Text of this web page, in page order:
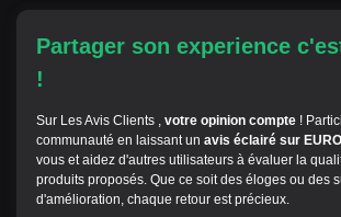
Partager son experience
!
Sur Les Avis Clients , votre opinion compte !
communauté en laissant un avis éclairé sur
vous et aidez d'autres utilisateurs à évaluer la
produits proposés. Que ce soit des éloges ou des
d'amélioration, chaque retour est précieux.